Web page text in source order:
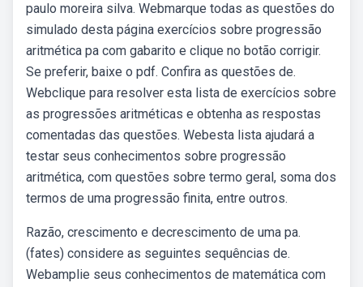
paulo moreira silva. Webmarque todas as questões do
simulado desta página exercícios sobre progressão
aritmética pa com gabarito e clique no botão corrigir.
Se preferir, baixe o pdf. Confira as questões de.
Webclique para resolver esta lista de exercícios sobre
as progressões aritméticas e obtenha as respostas
comentadas das questões. Webesta lista ajudará a
testar seus conhecimentos sobre progressão
aritmética, com questões sobre termo geral, soma dos
termos de uma progressão finita, entre outros.
Razão, crescimento e decrescimento de uma pa.
(fates) considere as seguintes sequências de.
Webamplie seus conhecimentos de matemática com